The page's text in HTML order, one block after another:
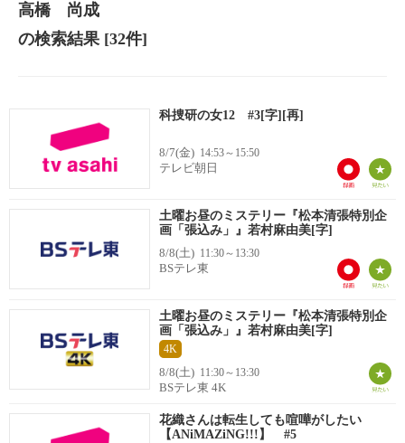
高橋 尚成
の検索結果[32件]
科捜研の女12 #3[字][再]
8/7(金) 14:53～15:50
テレビ朝日
土曜お昼のミステリー『松本清張特別企
画「張込み」』若村麻由美[字]
8/8(土) 11:30～13:30
BSテレ東
土曜お昼のミステリー『松本清張特別企
画「張込み」』若村麻由美[字]
4K
8/8(土) 11:30～13:30
BSテレ東 4K
花織さんは転生しても喧嘩がしたい
【ANiMAZiNG!!!】 #5